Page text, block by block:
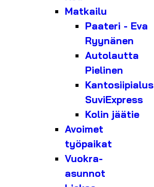
Matkailu
Paateri - Eva
Ryynänen
Autolautta
Pielinen
Kantosiipialus
SuviExpress
Kolin jäätie
Avoimet
työpaikat
Vuokra-
asunnot